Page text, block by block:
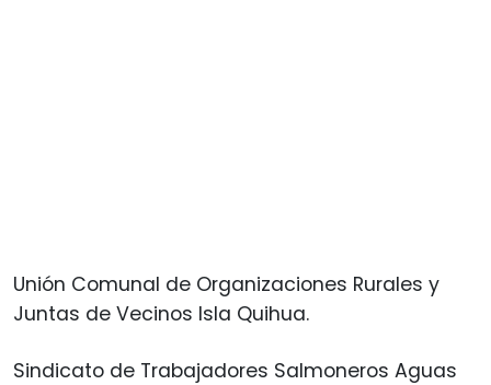
Unión Comunal de Organizaciones Rurales y
Juntas de Vecinos Isla Quihua.
Sindicato de Trabajadores Salmoneros Aguas